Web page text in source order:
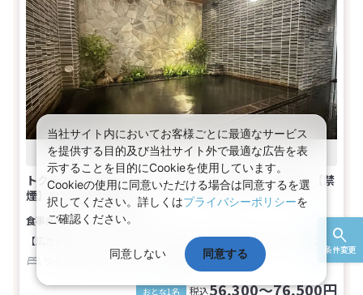
条件変更
トク赤！お出かけセール★九州 朝食を無料でご用意★【禁
煙】ツイン(2名1室)
食事なし
【広さ】16.5平米
【ベッド】幅115cm×長さ200cm（2台）
トイレ 禁煙
おとな1名 税込56,300～76,500円
当社サイト内においてお客様ごとに最適なサービス
を提供する目的及び当社サイト外で最適な広告を表
示することを目的にCookieを使用しています。
Cookieの使用に同意いただける場合は同意するを選
択してください。詳しくはプライバシーポリシーを
ご確認ください。
同意しない 同意する